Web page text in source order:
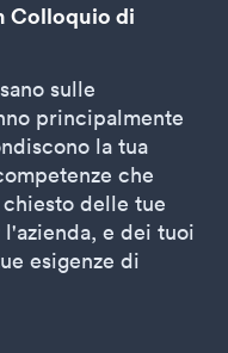
Colloquio di
sulle
principalmente
la tua
che
delle tue
e dei tuoi
esigenze di